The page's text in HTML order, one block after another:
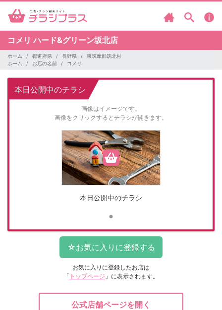
コメリハード&グリーン坂北店
ホーム 都道府県 長野県
東筑摩郡筑北村
ホーム
お店の名前 コメリ
本日公開中のチラシ
画像はイメージです。
画像をクリックするとチラシが開きます。
本日公開中のチラシ
お気に入りに登録したお店は
「 トップページ 」に表示されます。
公式店舗ページを開く